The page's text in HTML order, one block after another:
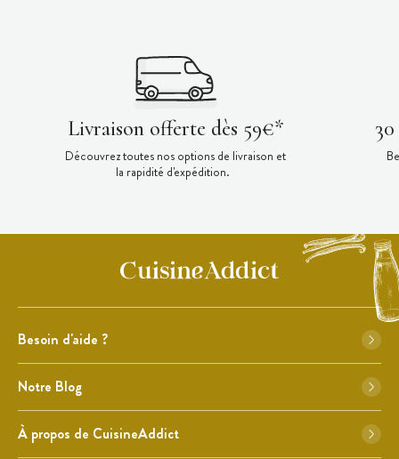
Livraison offerte dès 59€*
Découvrez toutes nos options de livraison et
la rapidité d'expédition.
Besoin d'aide ?
Notre Blog
À propos de CuisineAddict